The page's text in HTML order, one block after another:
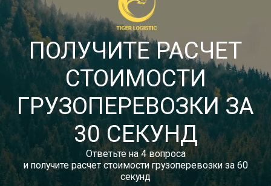
8 (800) 533-86-05
Звонок по России бесплатный
autotransport24@yandex.ru
Тарифы
Отзывы
Статьи
Новости
Документы
ПОЛУЧИТЕ РАСЧЕТ
СТОИМОСТИ
ГРУЗОПЕРЕВОЗКИ ЗА
30 СЕКУНД
Ответьте на 4 вопроса
и получите расчет стоимости грузоперевозки за 60
секунд